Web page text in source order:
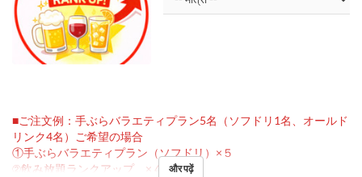
■ご注文例：手ぶらバラエティプラン5名（ソフドリ1名、オールド
リンク4名）ご希望の場合
①手ぶらバラエティプラン（ソフドリ）×５
②飲み放題ランクアップ ×４
और पढ़ें